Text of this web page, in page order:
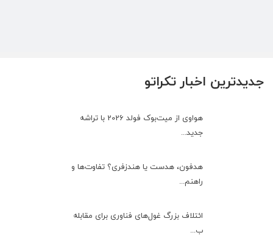
جدیدترین اخبار تکراتو
هواوی از میت‌بوک فولد 2026 با تراشه
جدید...
هدفون، هدست یا هندزفری؟ تفاوت‌ها و
راهنم...
ائتلاف بزرگ غول‌های فناوری برای مقابله
ب...